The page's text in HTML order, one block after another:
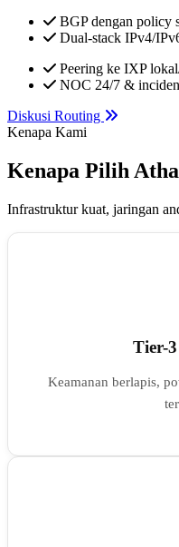
BGP dengan policy
Dual-stack IPv4/
Peering ke IXP
NOC 24/7 &
Diskusi Routing
Kenapa Kami
Kenapa Pilih
Infrastruktur kuat, jaringan
Tier-
Keamanan berlapis,